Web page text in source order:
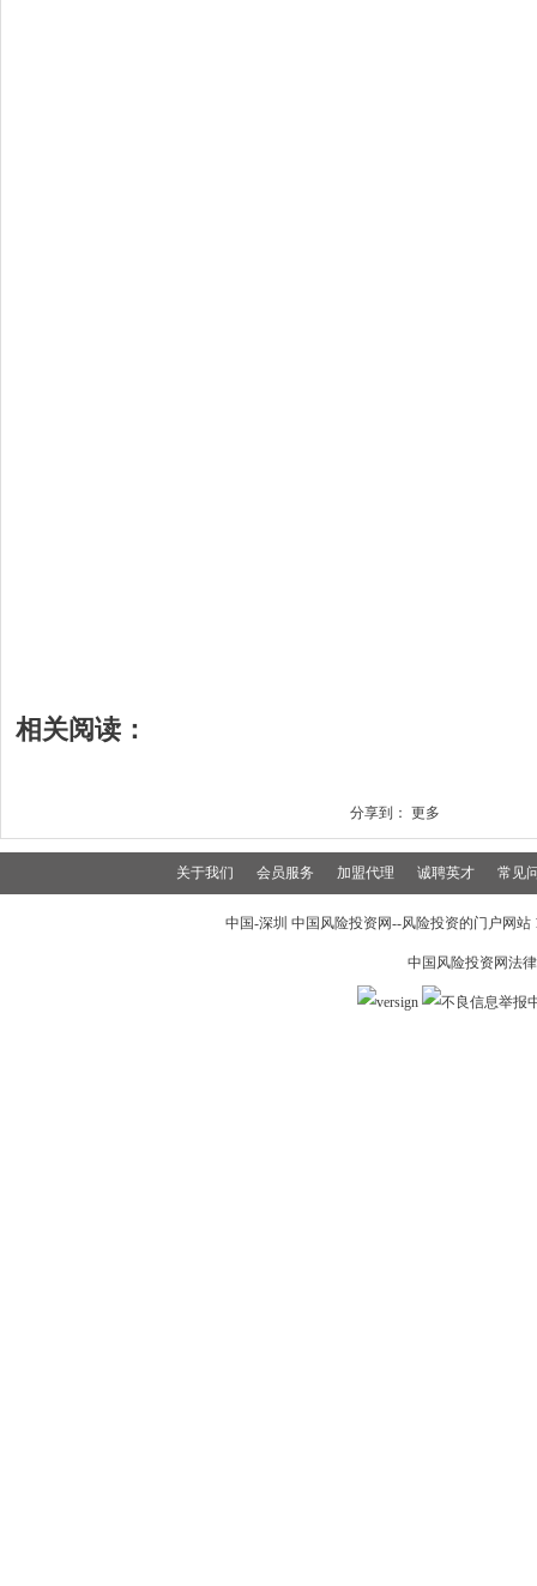
相关阅读：
分享到： 更多
关于我们 会员服务 加盟代理 诚聘英才 常见
中国-深圳 中国风险投资网--风险投资的门户网
中国风险投资网法